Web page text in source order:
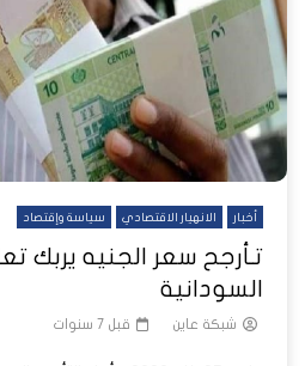
أخبار الانهيار الاقتصادي سياسة وإقتصاد
تـأرجح سعر الجنيه يربك
السودانية
شبكة عاين قبل 7 سنوات